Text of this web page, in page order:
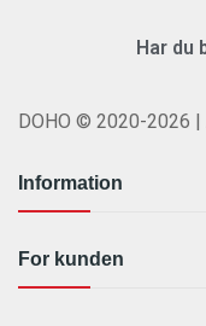
Har du
DOHO © 2020-2026
Information
For kunden